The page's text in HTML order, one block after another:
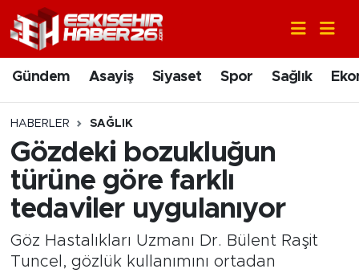
Gündem Asayiş Siyaset Spor Sağlık
HABERLER SAĞLIK
Gözdeki bozukluğun
türüne göre farklı
tedaviler uygulanıyor
Göz Hastalıkları Uzmanı Dr. Bülent Raşit
Tuncel, gözlük kullanımını ortadan
Gündem
Asayiş
Siyaset
Spor
Ekonomi
Nöbetçi Eczaneler
Hava Durumu
Trafik Durumu
Süper Lig Puan Durumu ve Fikstür
Son Dakika Haberleri